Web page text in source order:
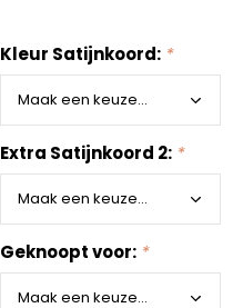
Kleur Satijnkoord: *
Extra Satijnkoord 2: *
Geknoopt voor: *